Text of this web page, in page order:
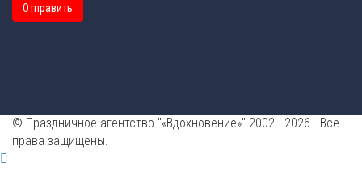
Отправить
© Праздничное агентство "«Вдохновение»" 2002 - 2026 . Все
права защищены.